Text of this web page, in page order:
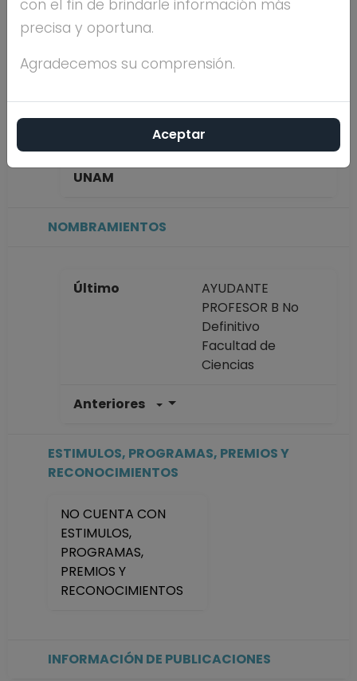
LAMAZARES
estudios
Antigüedad
UNAM
NOMBRAMIENTOS
Último
AYUDANTE
PROFESOR B No
Definitivo
Facultad de
Ciencias
Anteriores
Facultad de
hasta 15-04-2024
ESTIMULOS, PROGRAMAS, PREMIOS Y
RECONOCIMIENTOS
NO CUENTA CON
ESTIMULOS,
PROGRAMAS,
PREMIOS Y
RECONOCIMIENTOS
INFORMACIÓN DE PUBLICACIONES
con el fin de brindarle información más
precisa y oportuna.
Agradecemos su comprensión.
Aceptar